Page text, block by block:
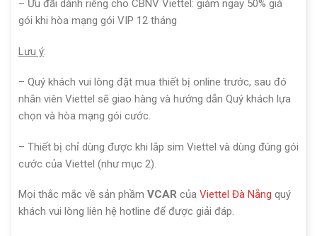
– Ưu đãi dành riêng cho CBNV Viettel: giảm ngay 50% giá
gói khi hòa mạng gói VIP 12 tháng
Lưu ý:
– Quý khách vui lòng đặt mua thiết bị online trước, sau đó
nhân viên Viettel sẽ giao hàng và hướng dẫn Quý khách lựa
chọn và hòa mạng gói cước.
– Thiết bị chỉ dùng được khi lắp sim Viettel và dùng đúng gói
cước của Viettel (như mục 2).
Mọi thắc mắc về sản phầm VCAR của Viettel Đà Nẵng quý
khách vui lòng liên hệ hotline để được giải đáp.